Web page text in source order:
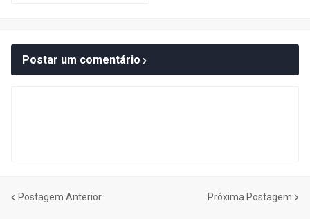
Postar um comentário
Postagem Anterior Próxima Postagem